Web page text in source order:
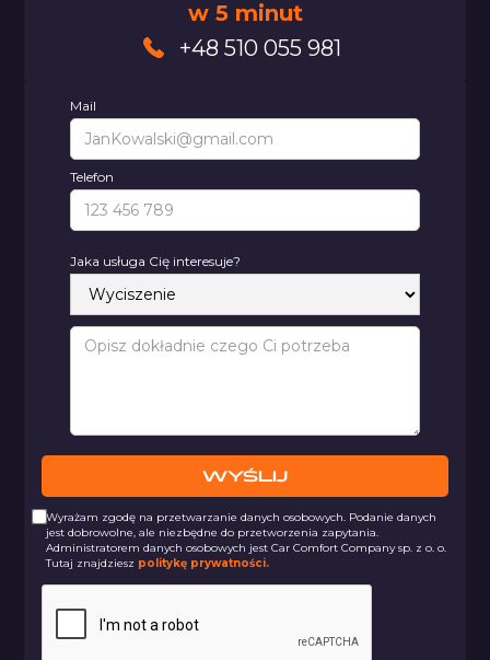
w 5 minut
+48 510 055 981
Mail
Telefon
Jaka usługa Cię interesuje?
Wyrażam zgodę na przetwarzanie danych osobowych. Podanie danych
jest dobrowolne, ale niezbędne do przetworzenia zapytania.
Administratorem danych osobowych jest Car Comfort Company sp. z o. o.
Tutaj znajdziesz politykę prywatności.